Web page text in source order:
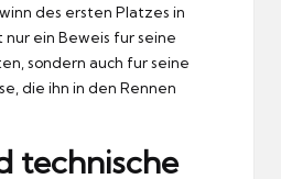
des ersten Platzes in
nur ein Beweis fur seine
sondern auch fur seine
die ihn in den Rennen
technische